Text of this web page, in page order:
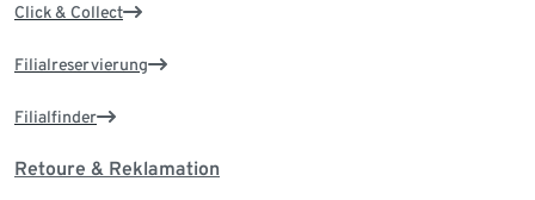
Click & Collect
Filialreservierung
Filialfinder
Retoure & Reklamation